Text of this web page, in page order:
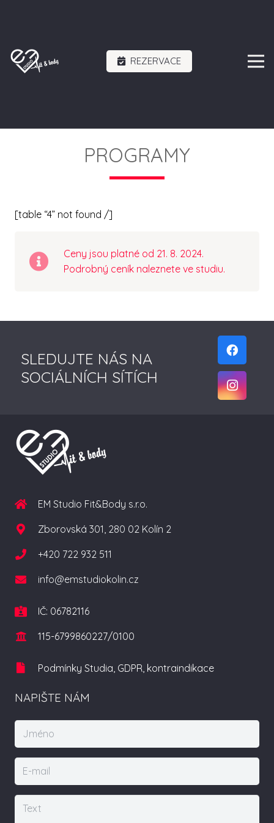
REZERVACE
PROGRAMY
[table “4” not found /]
Ceny jsou platné od 21. 8. 2024.
Podrobný ceník naleznete ve studiu.
SLEDUJTE NÁS NA
SOCIÁLNÍCH SÍTÍCH
EM Studio Fit&Body s.r.o.
Zborovská 301, 280 02 Kolín 2
+420 722 932 511
info@emstudiokolin.cz
IČ: 06782116
115-6799860227/0100
Podmínky Studia, GDPR, kontraindikace
NAPIŠTE NÁM